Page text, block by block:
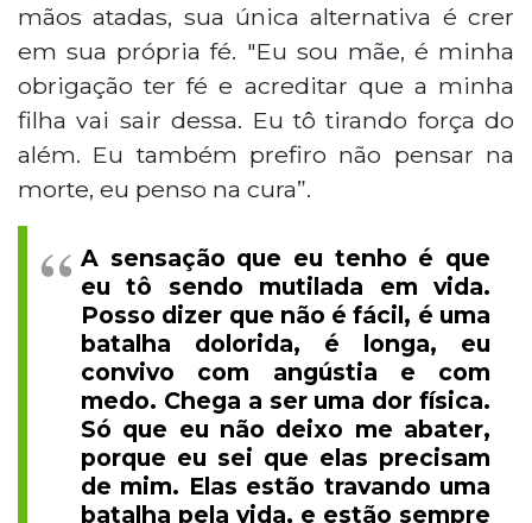
mãos atadas, sua única alternativa é crer
em sua própria fé. "Eu sou mãe, é minha
obrigação ter fé e acreditar que a minha
filha vai sair dessa. Eu tô tirando força do
além. Eu também prefiro não pensar na
morte, eu penso na cura”.
A sensação que eu tenho é que
eu tô sendo mutilada em vida.
Posso dizer que não é fácil, é uma
batalha dolorida, é longa, eu
convivo com angústia e com
medo. Chega a ser uma dor física.
Só que eu não deixo me abater,
porque eu sei que elas precisam
de mim. Elas estão travando uma
batalha pela vida, e estão sempre